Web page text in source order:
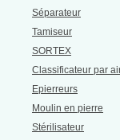
Séparateur
Tamiseur
SORTEX
Classificateur par
Epierreurs
Moulin en pierre
Stérilisateur